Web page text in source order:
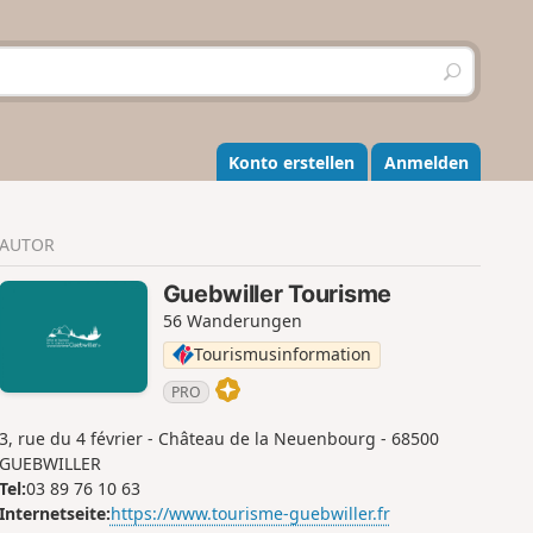
S
u
h
e
n
Konto erstellen Anmelden
AUTOR
Guebwiller Tourisme
56 Wanderungen
Tourismusinformation
PRO
3, rue du 4 février - Château de la Neuenbourg - 68500
GUEBWILLER
Tel:03 89 76 10 63
Internetseite:https://www.tourisme-guebwiller.fr